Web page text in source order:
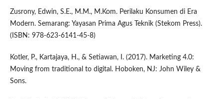
Zusrony, Edwin, S.E., M.M., M.Kom. Perilaku Konsumen di Era
Modern. Semarang: Yayasan Prima Agus Teknik (Stekom Press).
(ISBN: 978-623-6141-45-8)
Kotler, P., Kartajaya, H., & Setiawan, I. (2017). Marketing 4.0:
Moving from traditional to digital. Hoboken, NJ: John Wiley &
Sons.